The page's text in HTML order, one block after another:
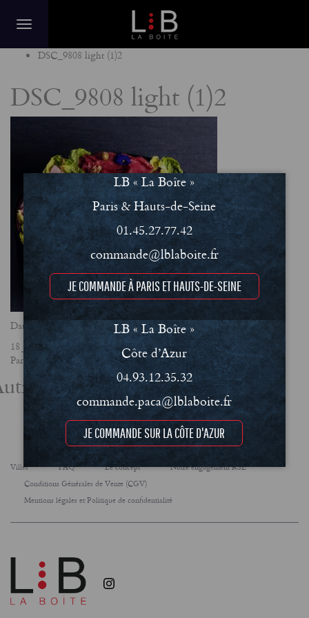
DSC_9808 light (1)2
DSC_9808 light (1)2
Date
18 janvier 2024
Partager
actualités
Villes FAQ Le concept
Notre engagement RSE
Conditions Générales de Vente (CGV)
Mentions légales et Politique de confidentialité
LB « La Boîte »
Paris & Hauts-de-Seine
01.45.27.77.42
commande@lblaboite.fr
JE COMMANDE À PARIS ET HAUTS-DE-SEINE
LB « La Boîte »
Côte d’Azur
04.93.12.35.32
commande.paca@lblaboite.fr
JE COMMANDE SUR LA CÔTE D'AZUR